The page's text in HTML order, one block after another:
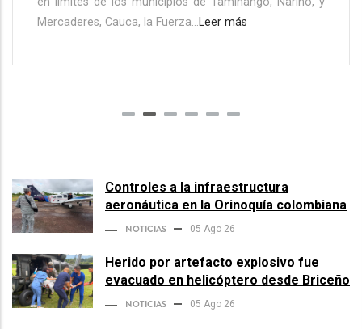
Mercaderes, Cauca, la Fuerza...Leer más
Controles a la infraestructura
aeronáutica en la Orinoquía colombiana
NOTICIAS 05 Ago 26
Herido por artefacto explosivo fue
evacuado en helicóptero desde Briceño
NOTICIAS 05 Ago 26